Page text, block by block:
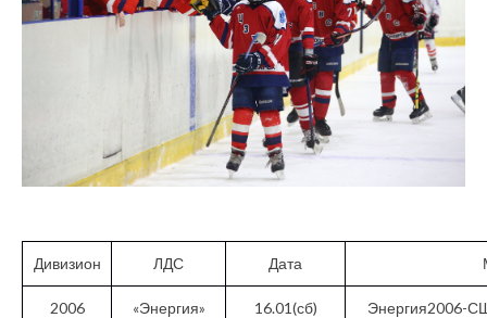
Дивизион ЛДС Дата
2006 «Энергия» 16.01(сб) Энергия2006-